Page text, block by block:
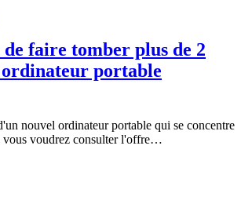
faire tomber plus de 2
ordinateur portable
nouvel ordinateur portable qui se concentre
vous voudrez consulter l'offre…